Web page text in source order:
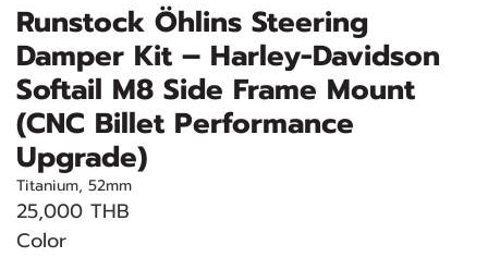
Runstock Öhlins Steering
Damper Kit – Harley-Davidson
Softail M8 Side Frame Mount
(CNC Billet Performance
Upgrade)
Titanium, 52mm
25,000 THB
Color